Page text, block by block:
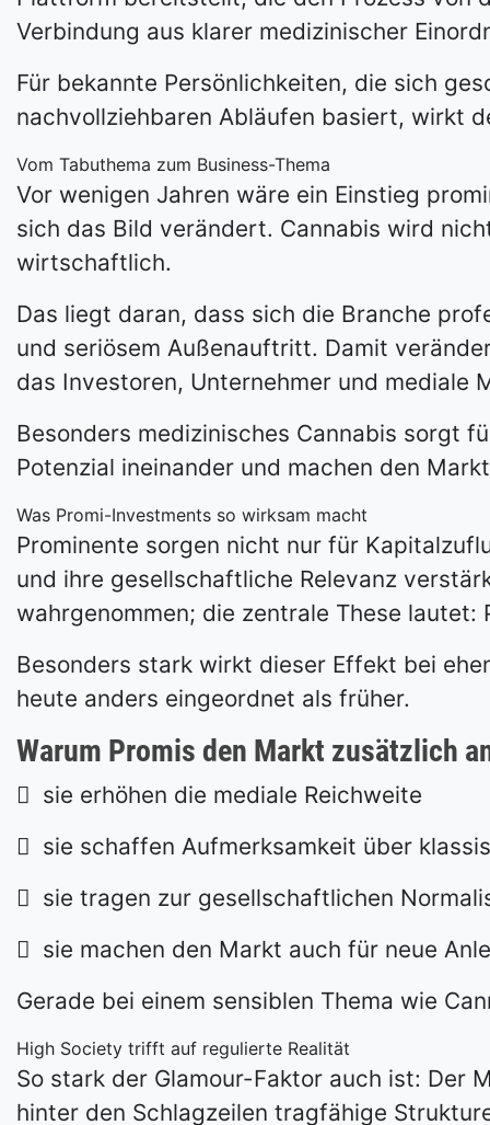
Verbindung aus klarer medizinischer
Für bekannte Persönlichkeiten, die sich
nachvollziehbaren Abläufen basiert, wirkt
Vom Tabuthema zum Business-Thema
Vor wenigen Jahren wäre ein Einstieg
sich das Bild verändert. Cannabis wird
wirtschaftlich.
Das liegt daran, dass sich die Branche
und seriösem Außenauftritt. Damit
das Investoren, Unternehmer und mediale
Besonders medizinisches Cannabis sorgt
Potenzial ineinander und machen den
Was Promi-Investments so wirksam macht
Prominente sorgen nicht nur für
und ihre gesellschaftliche Relevanz
wahrgenommen; die zentrale These
Besonders stark wirkt dieser Effekt bei
heute anders eingeordnet als früher.
Warum Promis den Markt zusätzlich
 sie erhöhen die mediale Reichweite
 sie schaffen Aufmerksamkeit über
 sie tragen zur gesellschaftlichen
 sie machen den Markt auch für neue
Gerade bei einem sensiblen Thema wie
High Society trifft auf regulierte Realität
So stark der Glamour-Faktor auch ist: Der
hinter den Schlagzeilen tragfähige